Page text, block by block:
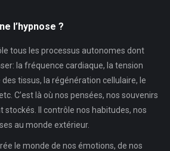
l’hypnose ?
tous les processus autonomes dont
la fréquence cardiaque, la tension
tissus, la régénération cellulaire, le
C’est là où nos pensées, nos souvenirs
stockés. Il contrôle nos habitudes, nos
au monde extérieur.
le monde de nos émotions, de nos